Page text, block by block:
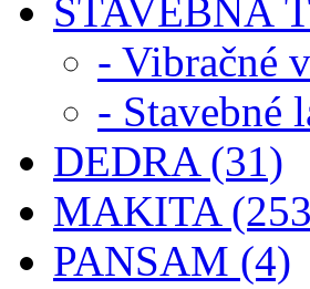
STAVEBNÁ
- Vibračné
- Stavebné
DEDRA (31)
MAKITA
PANSAM (4)